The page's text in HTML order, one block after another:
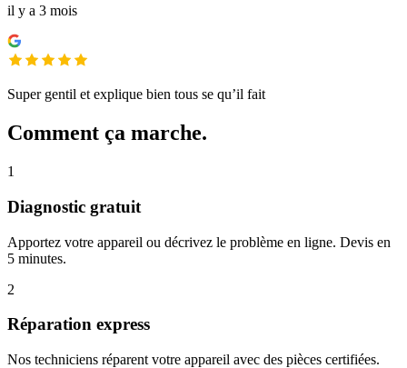
il y a 3 mois
Super gentil et explique bien tous se qu’il fait
Comment ça marche.
1
Diagnostic gratuit
Apportez votre appareil ou décrivez le problème en ligne. Devis en
5 minutes.
2
Réparation express
Nos techniciens réparent votre appareil avec des pièces certifiées.